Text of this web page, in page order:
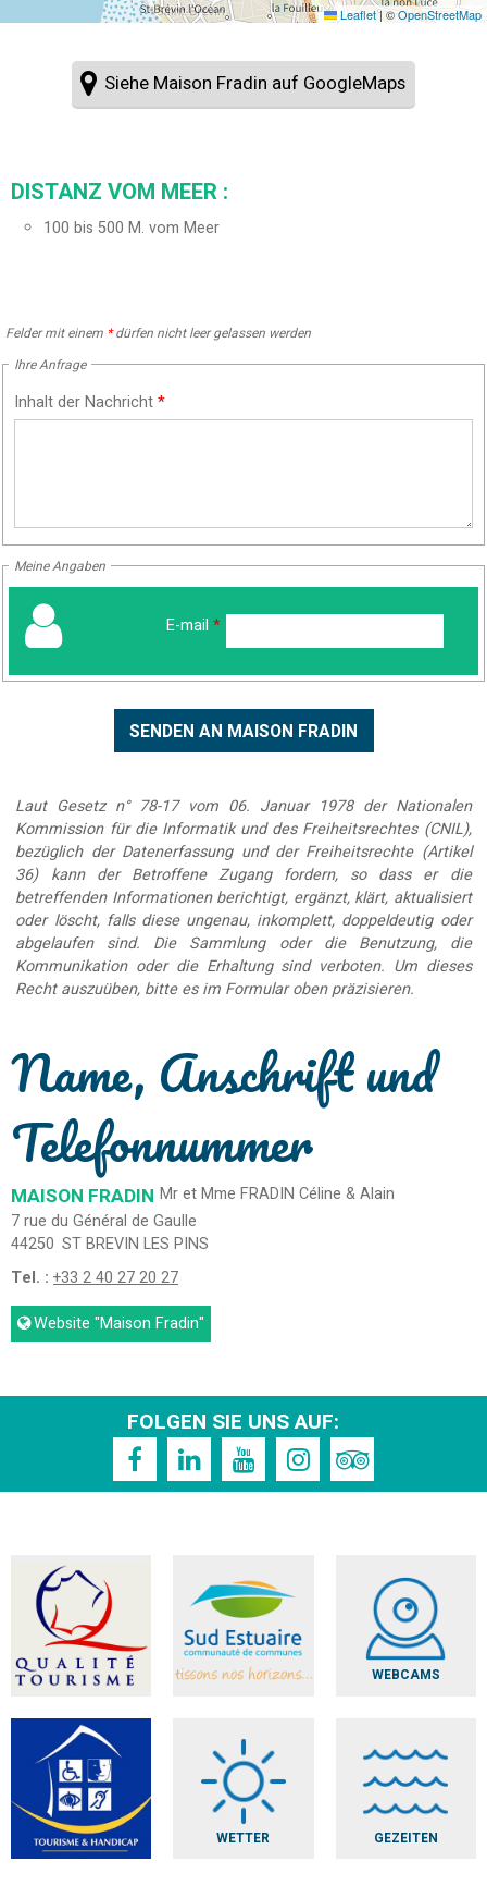
Leaflet| ©OpenStreetMap
Siehe Maison Fradin auf GoogleMaps
DISTANZ VOM MEER :
100 bis 500 M. vom Meer
Felder mit einem *dürfen nicht leer gelassen werden
Ihre Anfrage
Inhalt der Nachricht*
Meine Angaben
E-mail *
Laut Gesetz n° 78-17 vom 06. Januar 1978 der Nationalen
Kommission für die Informatik und des Freiheitsrechtes (CNIL),
bezüglich der Datenerfassung und der Freiheitsrechte (Artikel
36) kann der Betroffene Zugang fordern, so dass er die
betreffenden Informationen berichtigt, ergänzt, klärt, aktualisiert
oder löscht, falls diese ungenau, inkomplett, doppeldeutig oder
abgelaufen sind. Die Sammlung oder die Benutzung, die
Kommunikation oder die Erhaltung sind verboten. Um dieses
Recht auszuüben, bitte es im Formular oben präzisieren.
Name, Anschrift und
Telefonnummer
MAISON FRADIN Mr et Mme FRADIN Céline & Alain
7 rue du Général de Gaulle
44250 ST BREVIN LES PINS
Tel. : +33 2 40 27 20 27
Website "Maison Fradin"
FOLGEN SIE UNS AUF:
WEBCAMS
WETTER GEZEITEN